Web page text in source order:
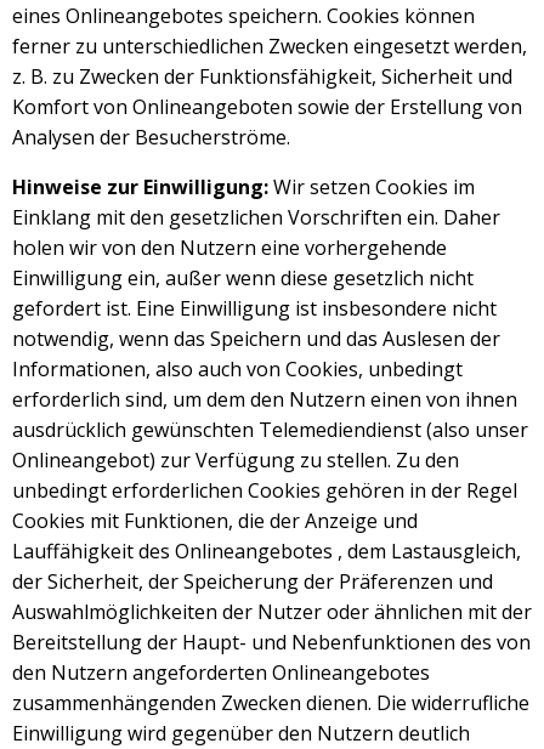
eines Onlineangebotes speichern. Cookies können
ferner zu unterschiedlichen Zwecken eingesetzt werden,
z. B. zu Zwecken der Funktionsfähigkeit, Sicherheit und
Komfort von Onlineangeboten sowie der Erstellung von
Analysen der Besucherströme.
Hinweise zur Einwilligung:Wir setzen Cookies im
Einklang mit den gesetzlichen Vorschriften ein. Daher
holen wir von den Nutzern eine vorhergehende
Einwilligung ein, außer wenn diese gesetzlich nicht
gefordert ist. Eine Einwilligung ist insbesondere nicht
notwendig, wenn das Speichern und das Auslesen der
Informationen, also auch von Cookies, unbedingt
erforderlich sind, um dem den Nutzern einen von ihnen
ausdrücklich gewünschten Telemediendienst (also unser
Onlineangebot) zur Verfügung zu stellen. Zu den
unbedingt erforderlichen Cookies gehören in der Regel
Cookies mit Funktionen, die der Anzeige und
Lauffähigkeit des Onlineangebotes , dem Lastausgleich,
der Sicherheit, der Speicherung der Präferenzen und
Auswahlmöglichkeiten der Nutzer oder ähnlichen mit der
Bereitstellung der Haupt- und Nebenfunktionen des von
den Nutzern angeforderten Onlineangebotes
zusammenhängenden Zwecken dienen. Die widerrufliche
Einwilligung wird gegenüber den Nutzern deutlich